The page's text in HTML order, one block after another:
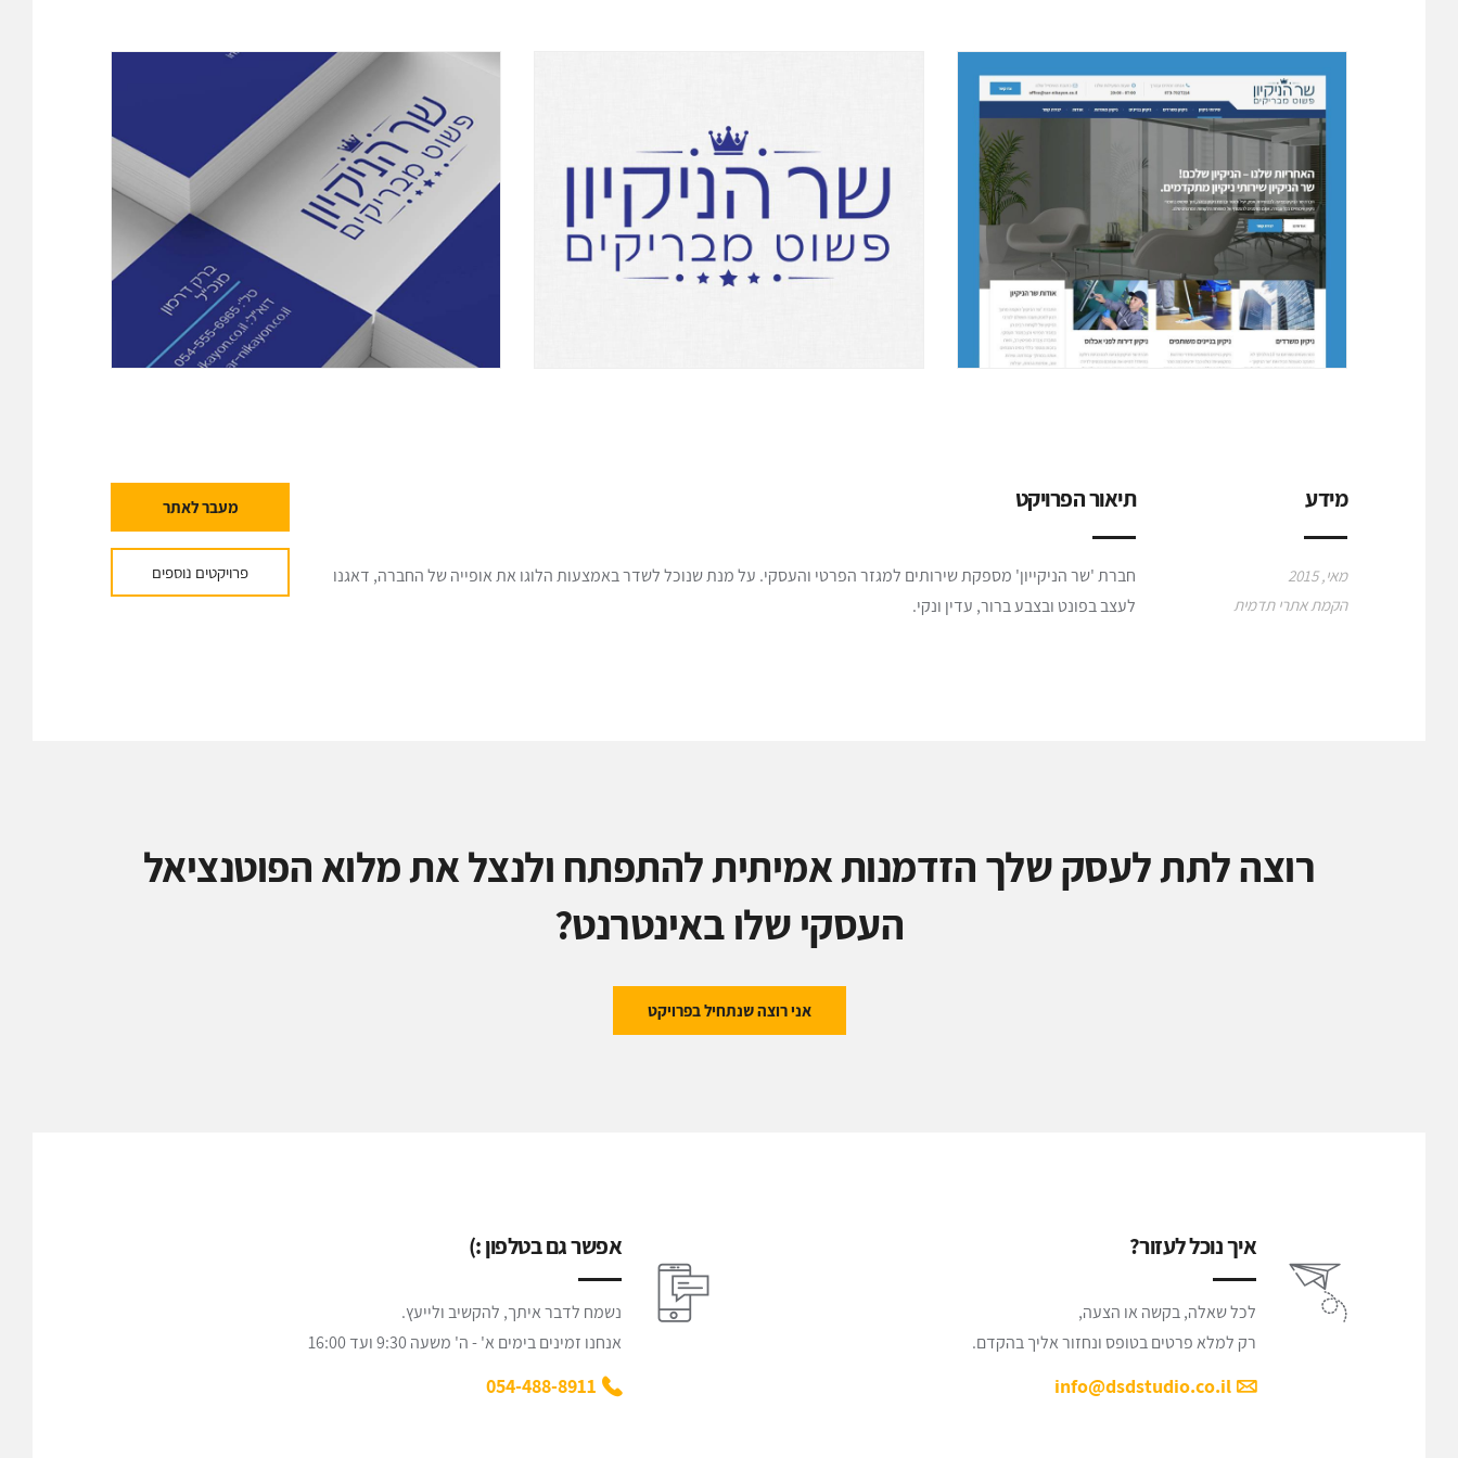
מידע
מאי, 2015
הקמת אתרי תדמית
תיאור הפרויקט
חברת 'שר הניקייון' מספקת שירותים למגזר הפרטי והעסקי. על מנת שנוכל לשדר באמצעות הלוגו את אופייה של החברה, דאגנו
לעצב בפונט ובצבע ברור, עדין ונקי.
מעבר לאתר
פרויקטים נוספים
רוצה לתת לעסק שלך הזדמנות אמיתית להתפתח ולנצל את מלוא הפוטנציאל
העסקי שלו באינטרנט?
אני רוצה שנתחיל בפרויקט
איך נוכל לעזור?
לכל שאלה, בקשה או הצעה,
רק למלא פרטים בטופס ונחזור אליך בהקדם.
info@dsdstudio.co.il
אפשר גם בטלפון :)
נשמח לדבר איתך, להקשיב ולייעץ.
אנחנו זמינים בימים א' - ה' משעה 9:30 ועד 16:00
054-488-8911